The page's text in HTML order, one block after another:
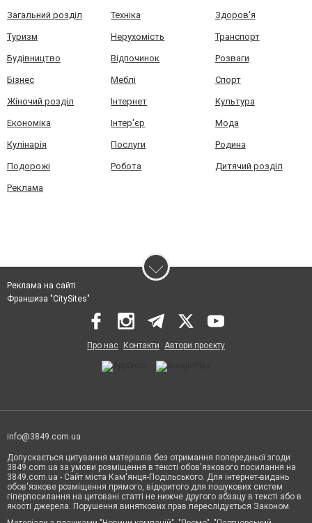
Загальний розділ Техніка Здоров'я
Туризм Нерухомість Транспорт
Будівництво Відпочинок Розваги
Бізнес Меблі Спорт
Жіночий розділ Інтернет Культура
Економіка Інтер'єр Мода
Кулінарія Послуги Родина
Подорожі Робота Дитячий розділ
Реклама
Реклама на сайті
Франшиза "CitySites"
Про нас Контакти Автори проєкту
info@3849.com.ua
Допускається цитування матеріалів без отримання попередньої згоди
3849.com.ua за умови розміщення в тексті обов'язкового посилання на
3849.com.ua - Сайт міста Кам'янця-Подільського. Для інтернет-видань
обов'язкове розміщення прямого, відкритого для пошукових систем
гіперпосилання на цитовані статті не нижче другого абзацу в тексті або в
якості джерела. Порушення виняткових прав переслідується Законом.